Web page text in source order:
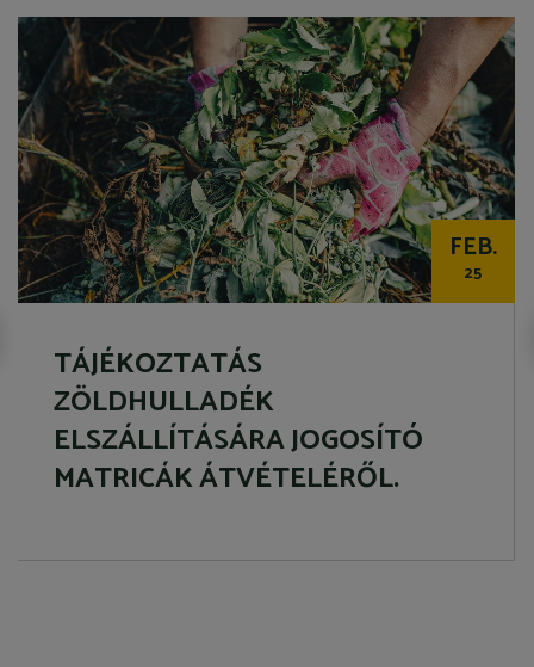
FEB.
25
TÁJÉKOZTATÁS
ZÖLDHULLADÉK
ELSZÁLLÍTÁSÁRA JOGOSÍTÓ
MATRICÁK ÁTVÉTELÉRŐL.